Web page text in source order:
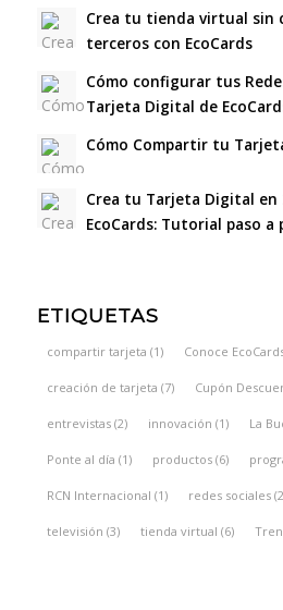
Crea tu tienda virtual sin
terceros con EcoCards
Cómo configurar tus
Tarjeta Digital de
Cómo Compartir tu
Crea tu Tarjeta Digital en
EcoCards: Tutorial paso a
ETIQUETAS
compartir tarjeta (1) Conoce
creación de tarjeta (7) Cupón
entrevistas(2) innovación (1) La
Ponte al día (1) productos(6)
RCN Internacional (1) redes sociales
televisión (3) tienda virtual (6)